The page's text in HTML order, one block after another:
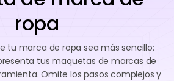
ropa
tu marca de ropa sea más sencillo:
tus maquetas de marcas de
Omite los pasos complejos y